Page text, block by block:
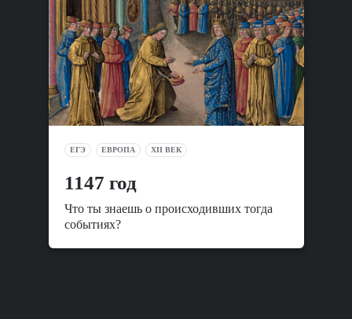
ЕГЭ ЕВРОПА XII ВЕК
1147 год
Что ты знаешь о происходивших тогда
событиях?